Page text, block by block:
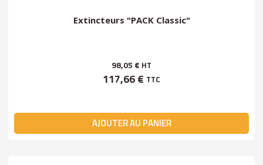
Extincteurs "PACK Classic"
98,05 € HT
117,66 € TTC
AJOUTER AU PANIER